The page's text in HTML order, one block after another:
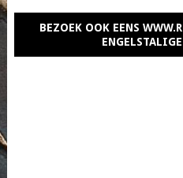
BEZOEK OOK EENS